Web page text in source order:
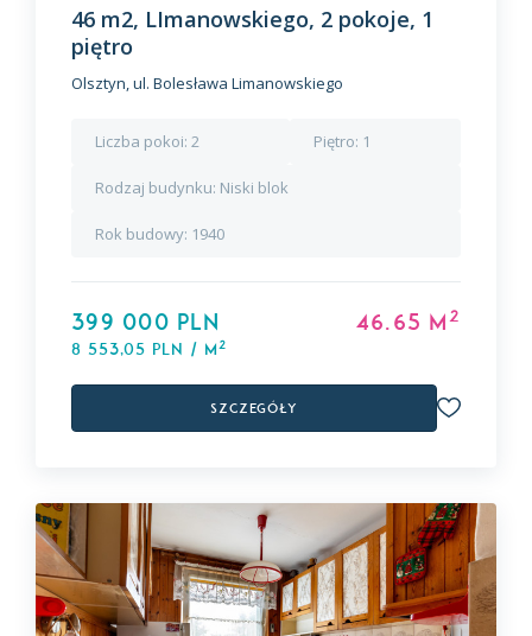
46 m2, LImanowskiego, 2 pokoje, 1
piętro
Olsztyn, ul. Bolesława Limanowskiego
Liczba pokoi: 2 Piętro: 1
Rodzaj budynku: Niski blok
Rok budowy: 1940
399 000 PLN
8 553,05 PLN / m2
46.65 m 2
Szczegóły